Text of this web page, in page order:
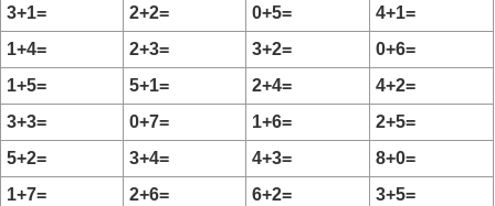
3+1= 2+2= 0+5=
4+1=
1+4=
2+3= 3+2=
0+6=
1+5=
5+1= 2+4=
4+2=
3+3=
0+7= 1+6=
2+5=
5+2=
3+4= 4+3=
8+0=
1+7=
2+6= 6+2=
3+5=